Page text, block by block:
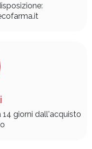
giorni dall'acquisto